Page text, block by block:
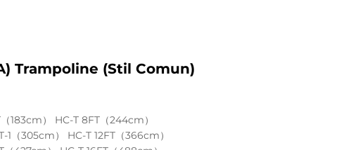
Trampoline (stil Comun)
183cm） HC-T 8FT（244cm）
1（305cm） HC-T 12FT（366cm）